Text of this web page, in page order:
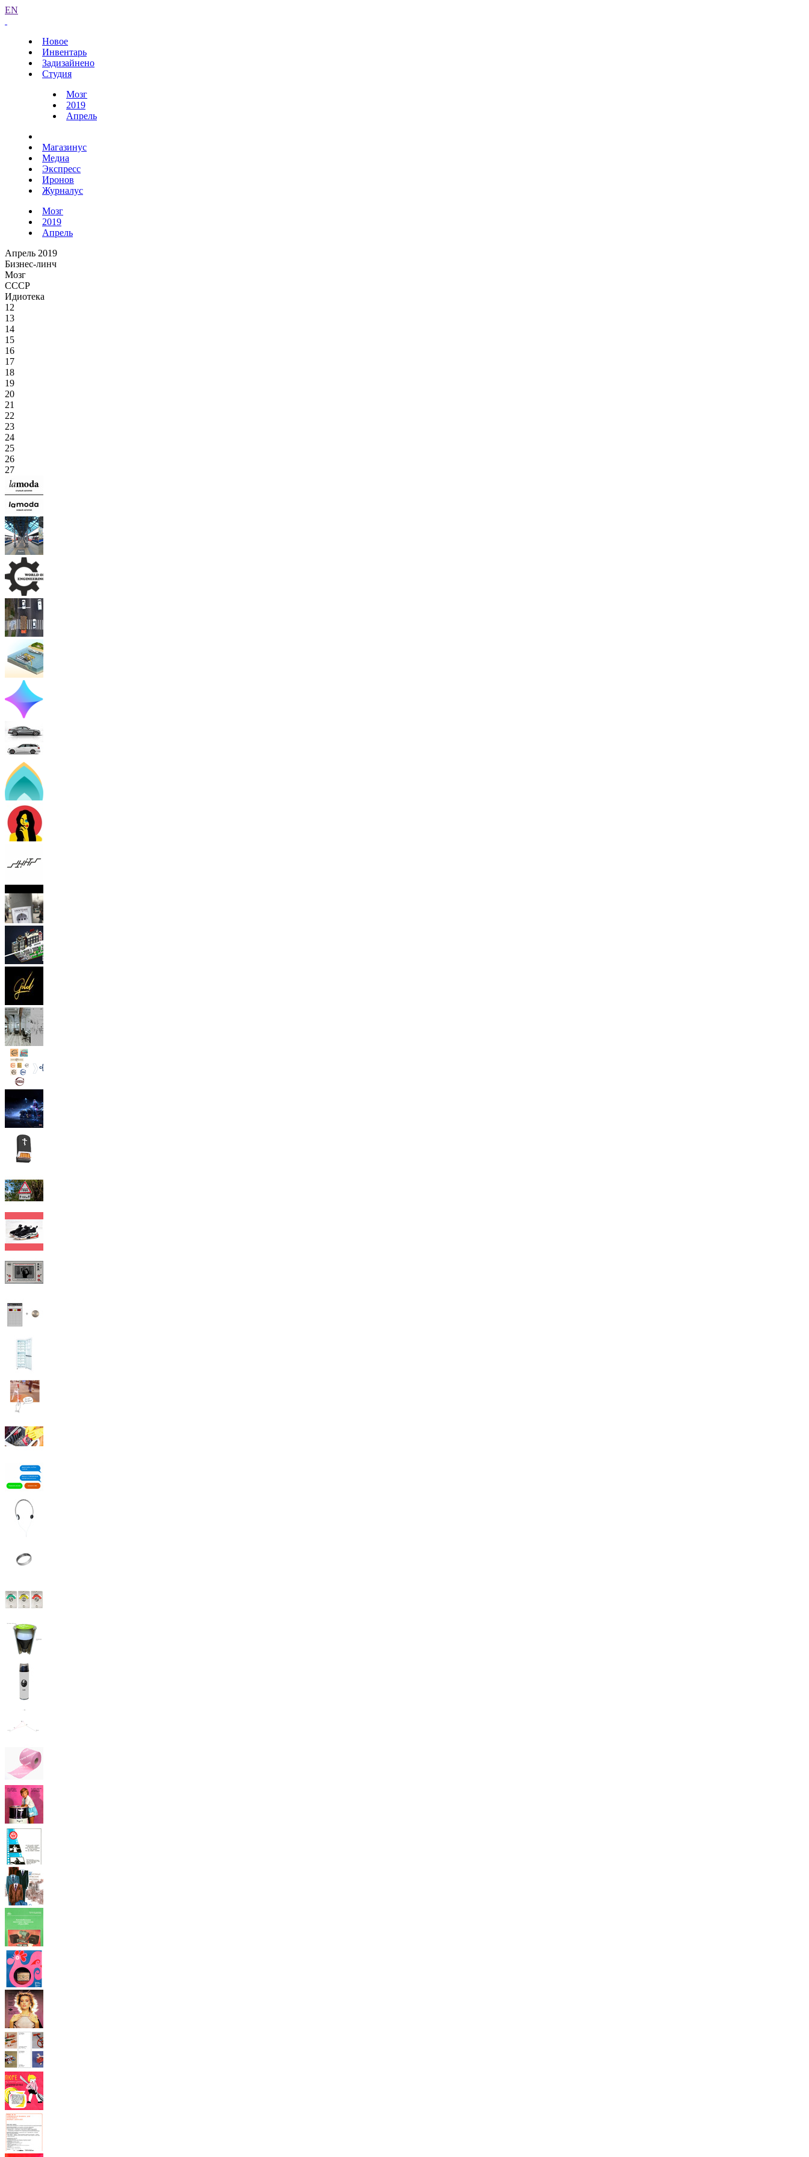
EN
Новое
Инвентарь
Задизайнено
Студия
Мозг
2019
Апрель
Магазинус
Медиа
Экспресс
Иронов
Журналус
Мозг
2019
Апрель
Апрель 2019
Бизнес-линч
Мозг
СССР
Идиотека
12
13
14
15
16
17
18
19
20
21
22
23
24
25
26
27